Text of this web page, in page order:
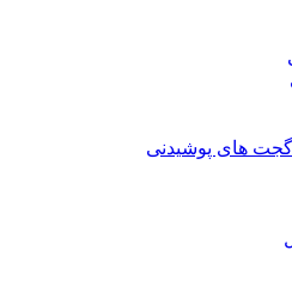
های پوشیدنی